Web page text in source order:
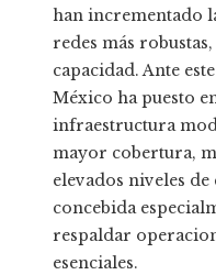
han incrementado
redes más
capacidad. Ante
México ha puesto
infraestructura
mayor cobertura,
elevados niveles
concebida
respaldar
esenciales.